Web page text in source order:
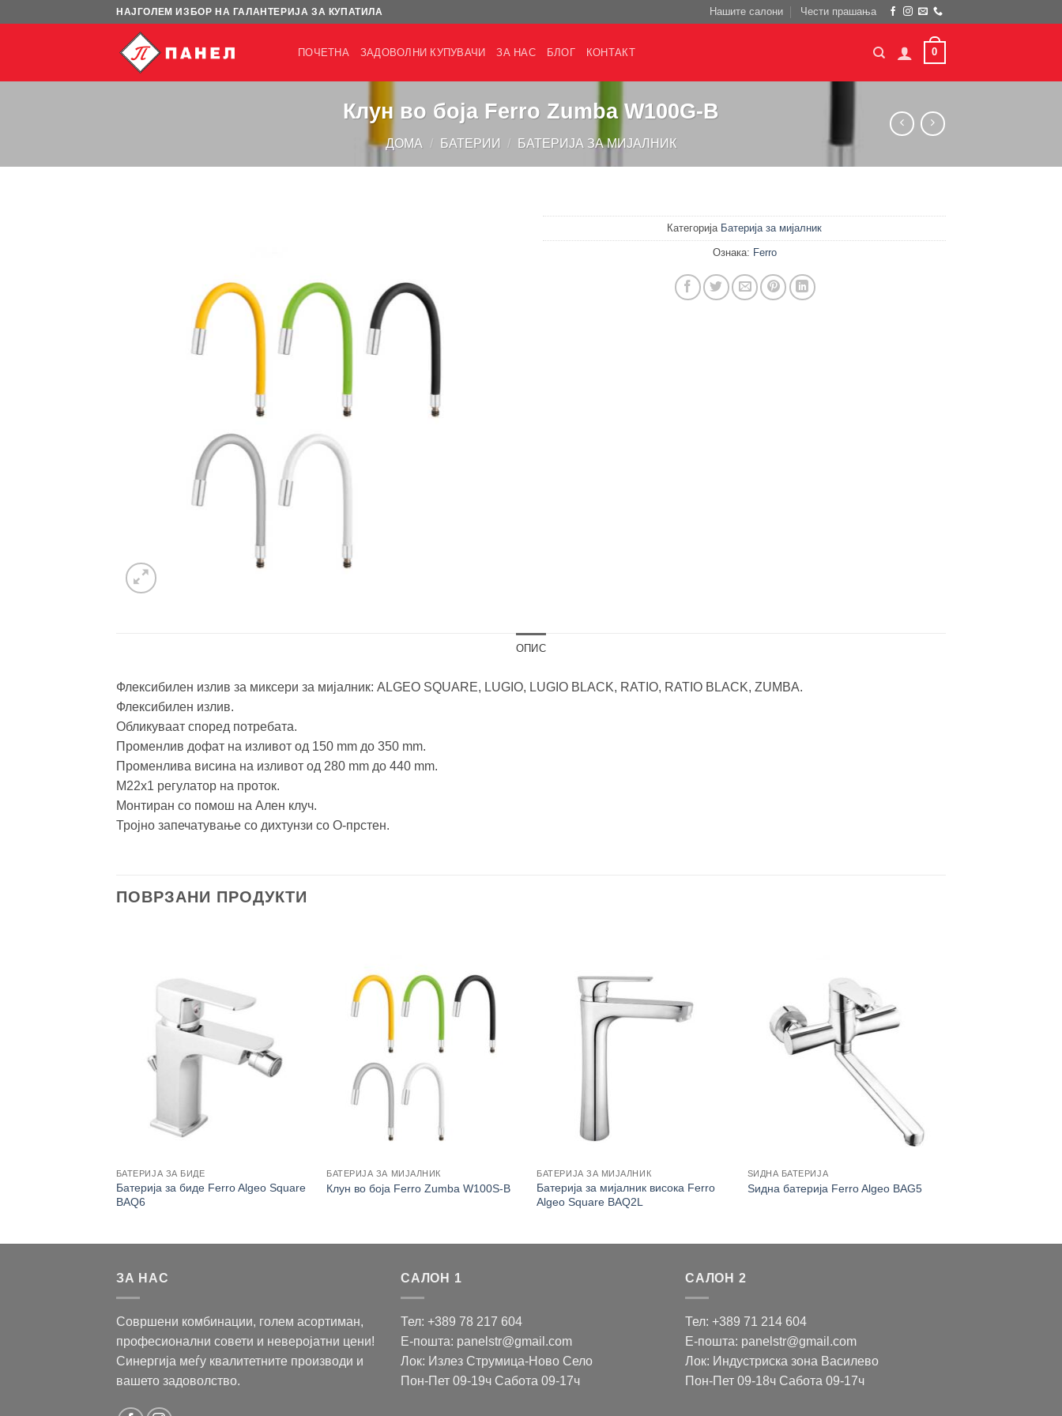
НАЈГОЛЕМ ИЗБОР НА ГАЛАНТЕРИЈА ЗА КУПАТИЛА Нашите салони Чести прашања
ПОЧЕТНА ЗАДОВОЛНИ КУПУВАЧИ ЗА НАС БЛОГ КОНТАКТ 0
Клун во боја Ferro Zumba W100G-B
ДОМА / БАТЕРИИ / БАТЕРИЈА ЗА МИЈАЛНИК
Категорија Батерија за мијалник
Ознака: Ferro
ОПИС
Флексибилен излив за миксери за мијалник: ALGEO SQUARE, LUGIO, LUGIO BLACK, RATIO, RATIO BLACK, ZUMBA.
Флексибилен излив.
Обликуваат според потребата.
Променлив дофат на изливот од 150 mm до 350 mm.
Променлива висина на изливот од 280 mm до 440 mm.
М22х1 регулатор на проток.
Монтиран со помош на Ален клуч.
Тројно запечатување со дихтунзи со О-прстен.
ПОВРЗАНИ ПРОДУКТИ
БАТЕРИЈА ЗА БИДЕ
Батерија за биде Ferro Algeo Square
BAQ6
БАТЕРИЈА ЗА МИЈАЛНИК
Клун во боја Ferro Zumba W100S-B
БАТЕРИЈА ЗА МИЈАЛНИК
Батерија за мијалник висока Ferro
Algeo Square BAQ2L
ЅИДНА БАТЕРИЈА
Ѕидна батерија Ferro Algeo BAG5
ЗА НАС
Совршени комбинации, голем асортиман,
професионални совети и неверојатни цени!
Синергија меѓу квалитетните производи и
вашето задоволство.
САЛОН 1
Тел: +389 78 217 604
Е-пошта: panelstr@gmail.com
Лок: Излез Струмица-Ново Село
Пон-Пет 09-19ч Сабота 09-17ч
САЛОН 2
Тел: +389 71 214 604
Е-пошта: panelstr@gmail.com
Лок: Индустриска зона Василево
Пон-Пет 09-18ч Сабота 09-17ч